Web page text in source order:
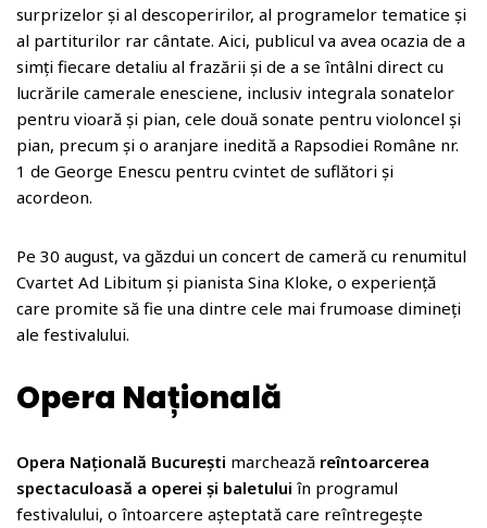
surprizelor și al descoperirilor, al programelor tematice și
al partiturilor rar cântate. Aici, publicul va avea ocazia de a
simți fiecare detaliu al frazării și de a se întâlni direct cu
lucrările camerale enesciene, inclusiv integrala sonatelor
pentru vioară și pian, cele două sonate pentru violoncel și
pian, precum și o aranjare inedită a Rapsodiei Române nr.
1 de George Enescu pentru cvintet de suflători și
acordeon.
Pe 30 august, va găzdui un concert de cameră cu renumitul
Cvartet Ad Libitum și pianista Sina Kloke, o experiență
care promite să fie una dintre cele mai frumoase dimineți
ale festivalului.
Opera Națională
Opera Națională București marchează reîntoarcerea
spectaculoasă a operei și baletului în programul
festivalului, o întoarcere așteptată care reîntregește